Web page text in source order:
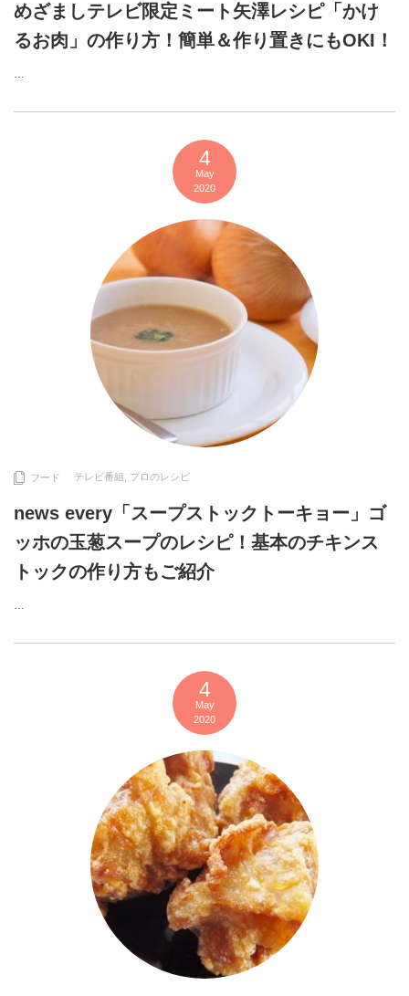
めざましテレビ限定ミート矢澤レシピ「かけ
るお肉」の作り方！簡単＆作り置きにもOKI！
…
4
May
2020
フード テレビ番組 プロのレシピ
news every「スープストックトーキョー」ゴ
ッホの玉葱スープのレシピ！基本のチキンス
トックの作り方もご紹介
…
4
May
2020